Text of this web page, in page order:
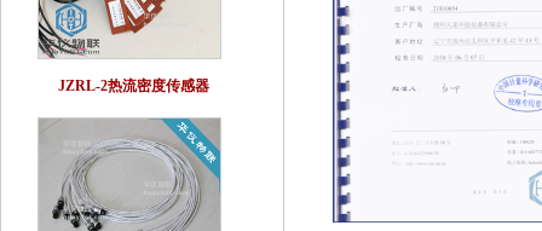
JZRL-2热流密度传感器